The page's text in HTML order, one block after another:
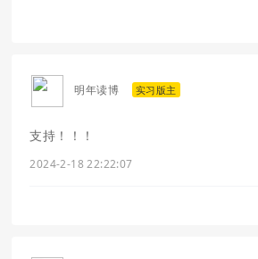
明年读博 实习版主
支持！！！
2024-2-18 22:22:07